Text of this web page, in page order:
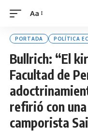
Font
Aa
PORTADA POLÍTICA
Bullrich: “El
Facultad de
refirió con
camporista